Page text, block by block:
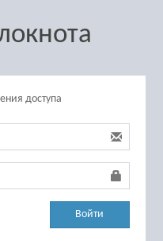
доступа
Войти